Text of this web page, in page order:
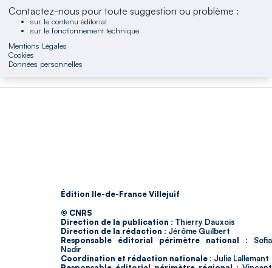
Contactez-nous pour toute suggestion ou problème :
sur le contenu éditorial
sur le fonctionnement technique
Mentions Légales
Cookies
Données personnelles
Édition Ile-de-France Villejuif
© CNRS
Direction de la publication : Thierry Dauxois
Direction de la rédaction : Jérôme Guilbert
Responsable éditorial périmètre national : Sofia
Nadir
Coordination et rédaction nationale : Julie Lallemant